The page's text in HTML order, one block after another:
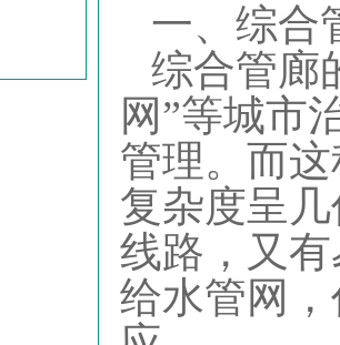
一、综合
综合管廊
网”等城市
管理。而
复杂度呈
线路，又
给水管网